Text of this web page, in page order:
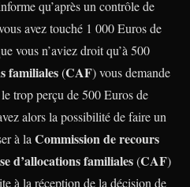
qu’après un contrôle de
avez touché 1 000 Euros de
vous n’aviez droit qu’à 500
familiales(CAF) vous demande
trop perçu de 500 Euros de
alors la possibilité de faire un
à laCommission de recours
d’allocations familiales(CAF)
à la réception de la décision de